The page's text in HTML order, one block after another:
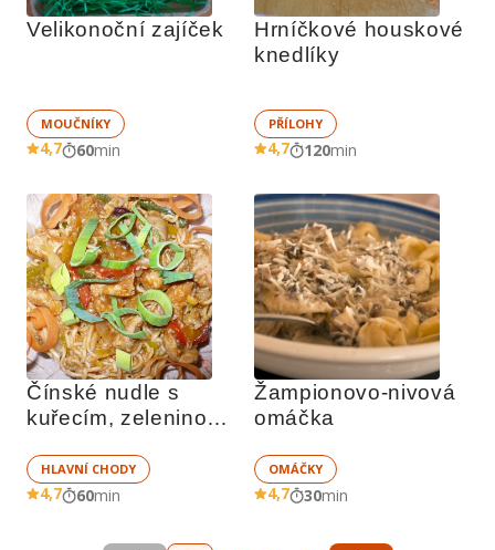
Velikonoční zajíček
MOUČNÍKY
4,7 60min
Hrníčkové houskové
knedlíky
PŘÍLOHY
4,7 120min
Čínské nudle s
kuřecím, zeleninou a
HLAVNÍ CHODY
4,7 60min
Žampionovo-nivová
omáčka
OMÁČKY
4,7 30min